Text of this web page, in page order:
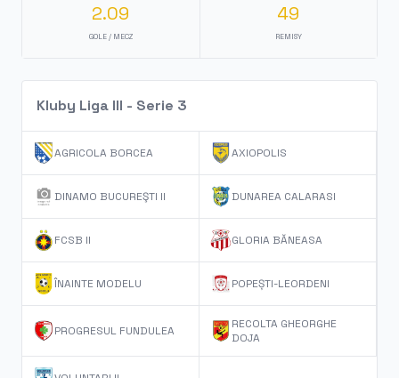
2.09
GOLE / MECZ
49
REMISY
Kluby Liga III - Serie 3
AGRICOLA BORCEA AXIOPOLIS
DINAMO BUCUREŞTI II DUNAREA CALARASI
FCSB II GLORIA BĂNEASA
ÎNAINTE MODELU POPEȘTI-LEORDENI
PROGRESUL FUNDULEA
RECOLTA GHEORGHE
DOJA